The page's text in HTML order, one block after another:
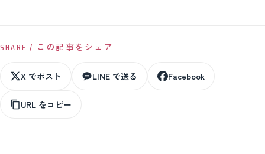
SHARE / この記事をシェア
X でポスト LINE で送る Facebook
URL をコピー